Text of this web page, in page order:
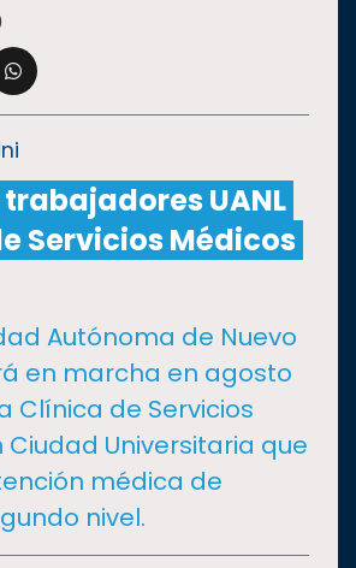
UANL
Servicios Médicos
Autónoma de Nuevo
en marcha en agosto
Clínica de Servicios
Ciudad Universitaria que
médica de
nivel.